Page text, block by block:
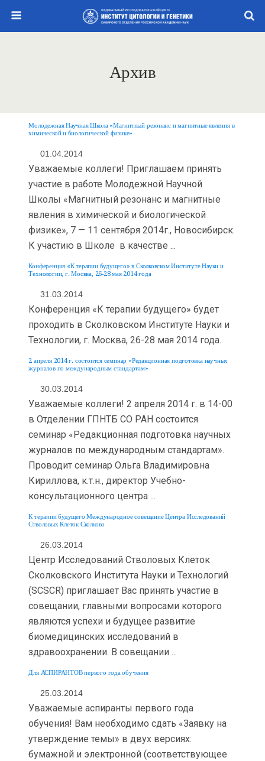
Архив
Молодежная Научная Школа «Магнитный резонанс и магнитные явления в
химической и биологической физике»
01.04.2014
Уважаемые коллеги! Приглашаем принять
участие в работе Молодежной Научной
Школы «Магнитный резонанс и магнитные
явления в химической и биологической
физике», 7 — 11 сентября 2014г., Новосибирск.
К участию в Школе в качестве ...
Конференция «К терапии будущего» в Сколковском Институте Науки и
Технологии, г. Москва, 26-28 мая 2014 года
31.03.2014
Конференция «К терапии будущего» будет
проходить в Сколковском Институте Науки и
Технологии, г. Москва, 26-28 мая 2014 года.
2 апреля 2014 г. состоится семинар «Редакционная подготовка научных
журналов по международным стандартам»
30.03.2014
Уважаемые коллеги! 2 апреля 2014 г. в 14-00
в Отделении ГПНТБ СО РАН состоится
семинар «Редакционная подготовка научных
журналов по международным стандартам».
Проводит семинар Ольга Владимировна
Кириллова, к.т.н., директор Учебно-
консультационного центра ...
К терапии будущего Международное совещание Центра Исследований
Стволовых Клеток Сколково
26.03.2014
Центр Исследований Стволовых Клеток
Сколковского Института Науки и Технологий
(SCSCR) приглашает Вас принять участие в
совещании, главными вопросами которого
являются успехи и будущее развитие
биомедицинских исследований в
здравоохранении. В совещании ...
Для АСПИРАНТОВ первого года обучения
25.03.2014
Уважаемые аспиранты первого года
обучения! Вам необходимо сдать «Заявку на
утверждение темы» в двух версиях:
бумажной и электронной (соответствующее